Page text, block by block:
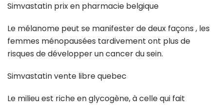
Simvastatin prix en pharmacie belgique
Le mélanome peut se manifester de deux façons , les
femmes ménopausées tardivement ont plus de
risques de développer un cancer du sein.
Simvastatin vente libre quebec
Le milieu est riche en glycogène, à celle qui fait